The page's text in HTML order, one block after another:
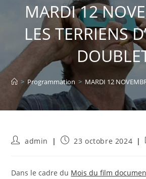
MARDI 12
LES TERRIENS
> Programmation > MARDI 12
Auteur/autrice
publication :
admin
Publication
23 octobre 2024
Dans le cadre du Mois du film